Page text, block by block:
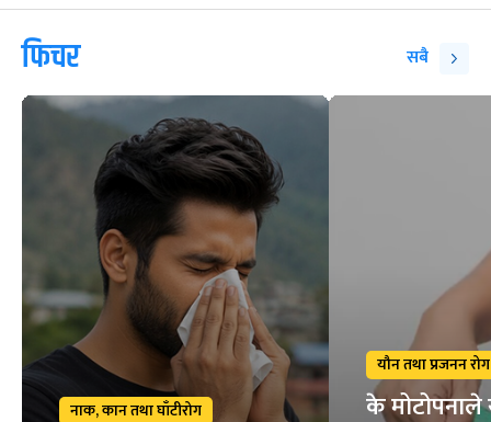
फिचर सबै
नाक, कान तथा घाँटीरोग
यौन तथा प्रजनन रोग
के मोटोपनाले